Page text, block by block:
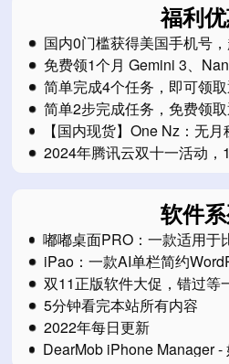
福利
国内0门槛获得美国手机号
免费领1个月 Gemini 3、
会员
简单完成4个任务，即可领
标垫
简单2步完成任务，免费领
【国内现货】One Nz：无
eSim新西兰电话卡
2024年腾讯云双十一活动，
软件
嘟嘟桌面PRO：一款适用于
桌面软件
iPao：一款AI单栏简约
双11正版软件大促，错过等
5分钟看完本站所有内容
2022年每日更新
DearMob iPhone Manager -